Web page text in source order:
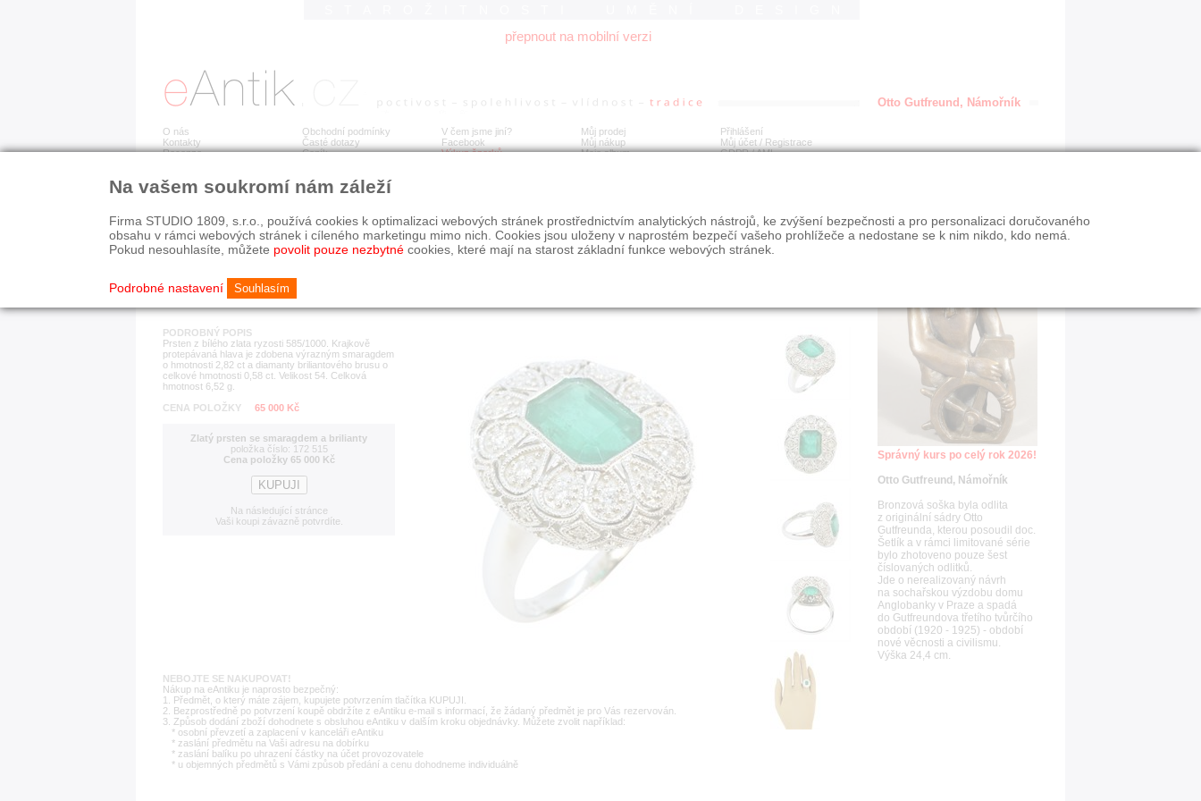
přepnout na mobilní verzi
O nás
Kontakty
Recenze
Obchodní podmínky
Časté dotazy
Ceník
V čem jsme jiní?
Facebook
Výkup šperků
Můj prodej
Můj nákup
Moje album
Přihlášení
Můj účet / Registrace
GDPR/AML
Detail položky č. 172 515 Zlatý prsten se smaragdem a brilianty
PODROBNÝ POPIS
Prsten z bílého zlata ryzosti 585/1000. Krajkově
protepávaná hlava je zdobena výrazným smaragdem
o hmotnosti 2,82 ct a diamanty briliantového brusu o
celkové hmotnosti 0,58 ct. Velikost 54. Celková
hmotnost 6,52 g.
CENA POLOŽKY
65 000 Kč
Zlatý prsten se smaragdem a brilianty
položka číslo: 172 515
Cena položky 65 000 Kč
Na následující stránce
Vaši koupi závazně potvrdíte.
NEBOJTE SE NAKUPOVAT!
Nákup na eAntiku je naprosto bezpečný:
1. Předmět, o který máte zájem, kupujete potvrzením tlačítka KUPUJI.
2. Bezprostředně po potvrzení koupě obdržíte z eAntiku e-mail s informací, že žádaný předmět je pro Vás rezervován.
3. Způsob dodání zboží dohodnete s obsluhou eAntiku v dalším kroku objednávky. Můžete zvolit například:
* osobní převzetí a zaplacení v kanceláři eAntiku
* zaslání předmětu na Vaši adresu na dobírku
* zaslání balíku po uhrazení částky na účet provozovatele
* u objemných předmětů s Vámi způsob předání a cenu dohodneme individuálně
Otto Gutfreund, Námořník
Správný kurs po celý rok 2026!
Otto Gutfreund, Námořník
Bronzová soška byla odlita
z originální sádry Otto
Gutfreunda, kterou posoudil doc.
Šetlík a v rámci limitované série
bylo zhotoveno pouze šest
číslovaných odlitků.
Jde o nerealizovaný návrh
na sochařskou výzdobu domu
Anglobanky v Praze a spadá
do Gutfreundova třetího tvůrčího
období (1920 - 1925) - období
nové věcnosti a civilismu.
Výška 24,4 cm.
Na vašem soukromí nám záleží
Firma STUDIO 1809, s.r.o., používá cookies k optimalizaci webových stránek prostřednictvím analytických nástrojů, ke zvýšení bezpečnosti a pro personalizaci doručovaného
obsahu v rámci webových stránek i cíleného marketingu mimo nich. Cookies jsou uloženy v naprostém bezpečí vašeho prohlížeče a nedostane se k nim nikdo, kdo nemá.
Pokud nesouhlasíte, můžete povolit pouze nezbytné cookies, které mají na starost základní funkce webových stránek.
Podrobné nastavení Souhlasím